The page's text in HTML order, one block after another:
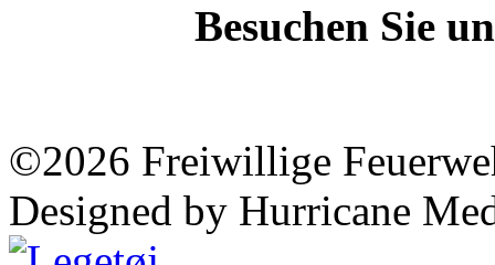
Besuchen Sie
©2026 Freiwillige
Designed by Hurricane